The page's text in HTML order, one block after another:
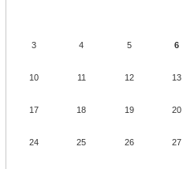
3 4 5 6
10 11 12 13
17 18 19 20
24 25 26 27